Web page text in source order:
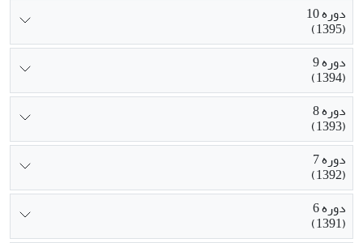
دوره 10
(1395)
دوره 9
(1394)
دوره 8
(1393)
دوره 7
(1392)
دوره 6
(1391)